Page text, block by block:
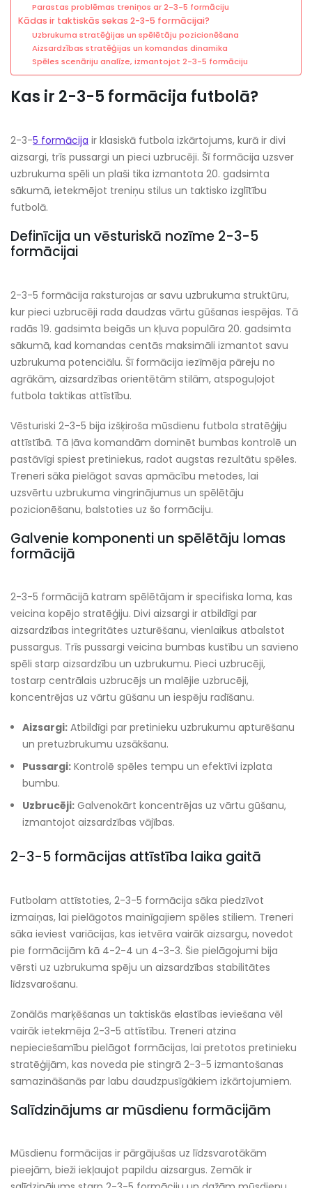
Parastas problēmas treniņos ar 2-3-5 formāciju
Kādas ir taktiskās sekas 2-3-5 formācijai?
Uzbrukuma stratēģijas un spēlētāju pozicionēšana
Aizsardzības stratēģijas un komandas dinamika
Spēles scenāriju analīze, izmantojot 2-3-5 formāciju
Kas ir 2-3-5 formācija futbolā?
2-3-5 formācija ir klasiskā futbola izkārtojums, kurā ir divi
aizsargi, trīs pussargi un pieci uzbrucēji. Šī formācija uzsver
uzbrukuma spēli un plaši tika izmantota 20. gadsimta
sākumā, ietekmējot treniņu stilus un taktisko izglītību
futbolā.
Definīcija un vēsturiskā nozīme 2-3-5
formācijai
2-3-5 formācija raksturojas ar savu uzbrukuma struktūru,
kur pieci uzbrucēji rada daudzas vārtu gūšanas iespējas. Tā
radās 19. gadsimta beigās un kļuva populāra 20. gadsimta
sākumā, kad komandas centās maksimāli izmantot savu
uzbrukuma potenciālu. Šī formācija iezīmēja pāreju no
agrākām, aizsardzības orientētām stilām, atspoguļojot
futbola taktikas attīstību.
Vēsturiski 2-3-5 bija izšķiroša mūsdienu futbola stratēģiju
attīstībā. Tā ļāva komandām dominēt bumbas kontrolē un
pastāvīgi spiest pretiniekus, radot augstas rezultātu spēles.
Treneri sāka pielāgot savas apmācību metodes, lai
uzsvērtu uzbrukuma vingrinājumus un spēlētāju
pozicionēšanu, balstoties uz šo formāciju.
Galvenie komponenti un spēlētāju lomas
formācijā
2-3-5 formācijā katram spēlētājam ir specifiska loma, kas
veicina kopējo stratēģiju. Divi aizsargi ir atbildīgi par
aizsardzības integritātes uzturēšanu, vienlaikus atbalstot
pussargus. Trīs pussargi veicina bumbas kustību un savieno
spēli starp aizsardzību un uzbrukumu. Pieci uzbrucēji,
tostarp centrālais uzbrucējs un malējie uzbrucēji,
koncentrējas uz vārtu gūšanu un iespēju radīšanu.
Aizsargi: Atbildīgi par pretinieku uzbrukumu apturēšanu
un pretuzbrukumu uzsākšanu.
Pussargi: Kontrolē spēles tempu un efektīvi izplata
bumbu.
Uzbrucēji: Galvenokārt koncentrējas uz vārtu gūšanu,
izmantojot aizsardzības vājības.
2-3-5 formācijas attīstība laika gaitā
Futbolam attīstoties, 2-3-5 formācija sāka piedzīvot
izmaiņas, lai pielāgotos mainīgajiem spēles stiliem. Treneri
sāka ieviest variācijas, kas ietvēra vairāk aizsargu, novedot
pie formācijām kā 4-2-4 un 4-3-3. Šie pielāgojumi bija
vērsti uz uzbrukuma spēju un aizsardzības stabilitātes
līdzsvarošanu.
Zonālās marķēšanas un taktiskās elastības ieviešana vēl
vairāk ietekmēja 2-3-5 attīstību. Treneri atzina
nepieciešamību pielāgot formācijas, lai pretotos pretinieku
stratēģijām, kas noveda pie stingrā 2-3-5 izmantošanas
samazināšanās par labu daudzpusīgākiem izkārtojumiem.
Salīdzinājums ar mūsdienu formācijām
Mūsdienu formācijas ir pārgājušas uz līdzsvarotākām
pieejām, bieži iekļaujot papildu aizsargus. Zemāk ir